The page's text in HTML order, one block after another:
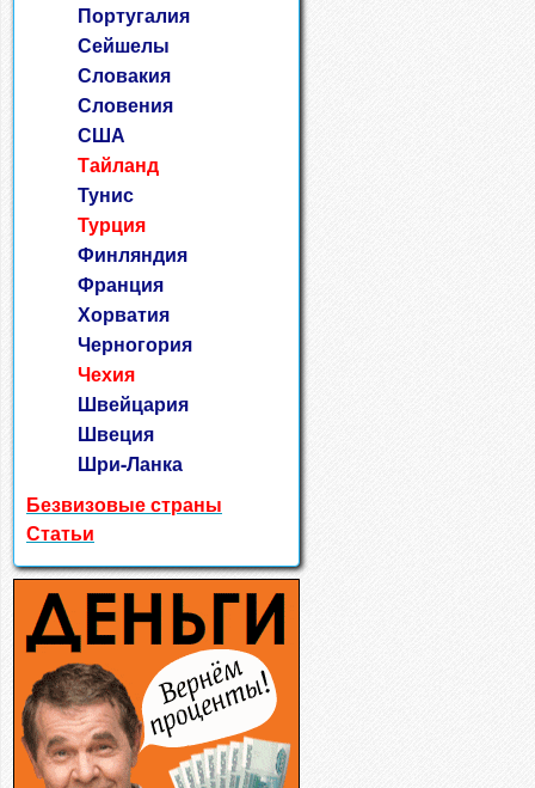
Португалия
Сейшелы
Словакия
Словения
США
Тайланд
Тунис
Турция
Финляндия
Франция
Хорватия
Черногория
Чехия
Швейцария
Швеция
Шри-Ланка
Безвизовые страны
Статьи